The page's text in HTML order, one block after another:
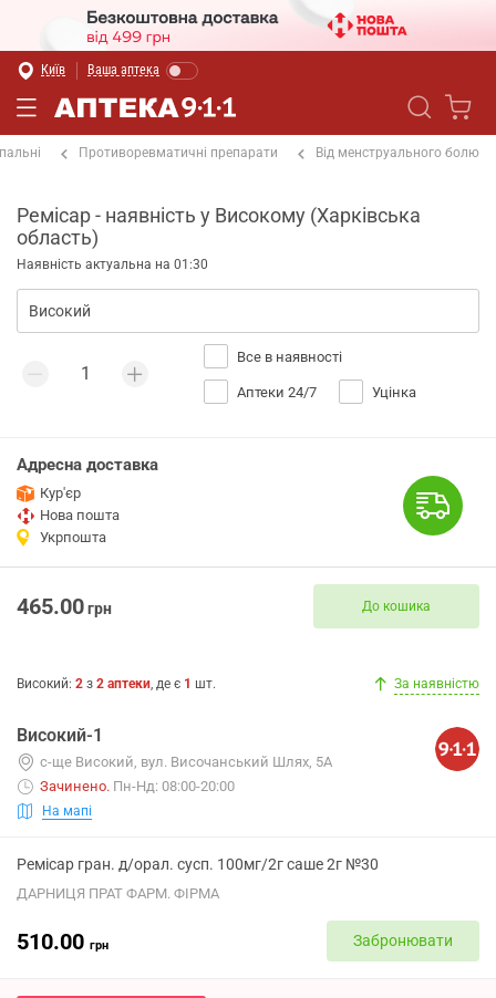
Київ Ваша аптека
Противоревматичні препарати Від менструального болю
Ремісар - наявність у Високому (Харківська
область)
Наявність актуальна на 01:30
Все в наявності
Аптеки 24/7 Уцінка
Адресна доставка
Кур'єр
Нова пошта
Укрпошта
465.00грн До кошика
Високий: 2 з 2 аптеки, де є 1 шт. За наявністю
Високий-1
с-ще Високий, вул. Височанський Шлях, 5А
Зачинено. Пн-Нд: 08:00-20:00
На мапі
Ремісар гран. д/орал. сусп. 100мг/2г саше 2г №30
ДАРНИЦЯ ПРАТ ФАРМ. ФІРМА
510.00 грн Забронювати